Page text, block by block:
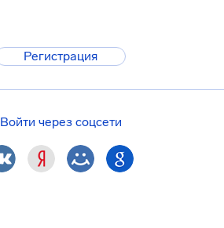
Регистрация
Войти через соцсети